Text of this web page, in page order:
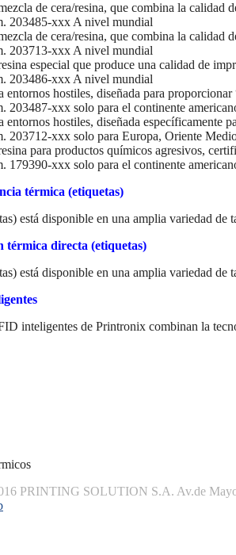
de cera/resina, que combina la
203485-xxx A nivel mundial
de cera/resina, que combina la calidad
203713-xxx A nivel mundial
especial que produce una calidad de
203486-xxx A nivel mundial
entornos hostiles, diseñada para proporcionar
203487-xxx solo para el continente
entornos hostiles, diseñada específicamente
203712-xxx solo para Europa, Oriente
para productos químicos agresivos,
179390-xxx solo para el continente
térmica (etiquetas)
está disponible en una amplia variedad de
térmica directa (etiquetas)
está disponible en una amplia variedad de
inteligentes de Printronix combinan la
PRINTING SOLUTION S.A. Av.de